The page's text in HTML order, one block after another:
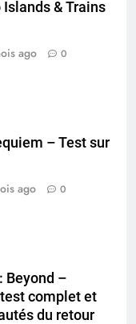
& Trains
ago 0
– Test sur
ago 0
Beyond –
complet et
du retour